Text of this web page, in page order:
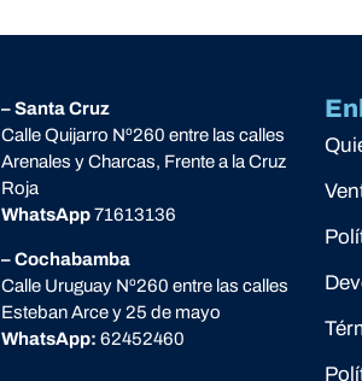
– Santa Cruz
Calle Quijarro Nº260 entre las calles
Arenales y Charcas, Frente a la Cruz
Roja
WhatsApp71613136
– Cochabamba
Calle Uruguay Nº260 entre las calles
Esteban Arce y 25 de mayo
WhatsApp: 62452460